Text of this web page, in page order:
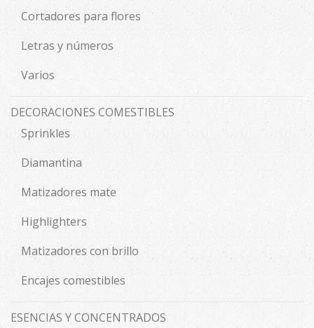
Cortadores para flores
Letras y números
Varios
DECORACIONES COMESTIBLES
Sprinkles
Diamantina
Matizadores mate
Highlighters
Matizadores con brillo
Encajes comestibles
ESENCIAS Y CONCENTRADOS